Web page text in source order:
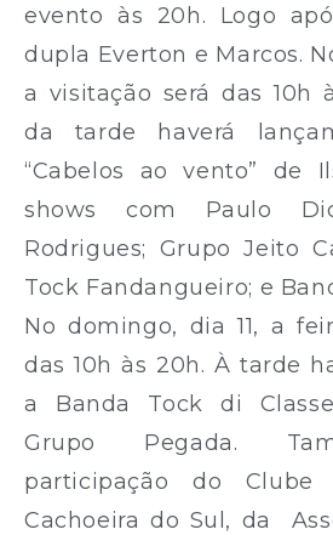
evento às 20h. Logo
dupla Everton e Marcos.
a visitação será das 10h
da tarde haverá
“Cabelos ao vento” de
shows com Paulo
Rodrigues; Grupo Jeito
Tock Fandangueiro; e
No domingo, dia 11, a
das 10h às 20h. À tarde
a Banda Tock di
Grupo Pegada.
participação do
Cachoeira do Sul, da